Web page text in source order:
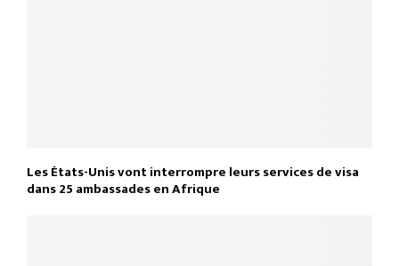
Les États-Unis vont interrompre leurs services de visa
dans 25 ambassades en Afrique